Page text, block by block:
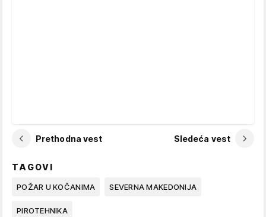
Prethodna vest Sledeća vest
TAGOVI
POŽAR U KOČANIMA SEVERNA MAKEDONIJA
PIROTEHNIKA